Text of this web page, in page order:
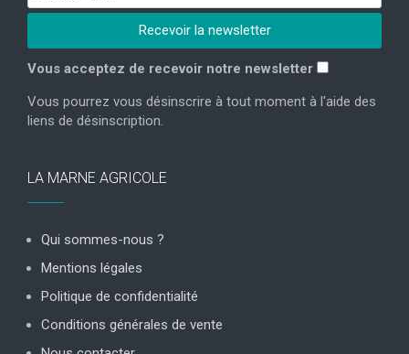
Vous acceptez de recevoir notre newsletter
Vous pourrez vous désinscrire à tout moment à l'aide des
liens de désinscription.
LA MARNE AGRICOLE
Qui sommes-nous ?
Mentions légales
Politique de confidentialité
Conditions générales de vente